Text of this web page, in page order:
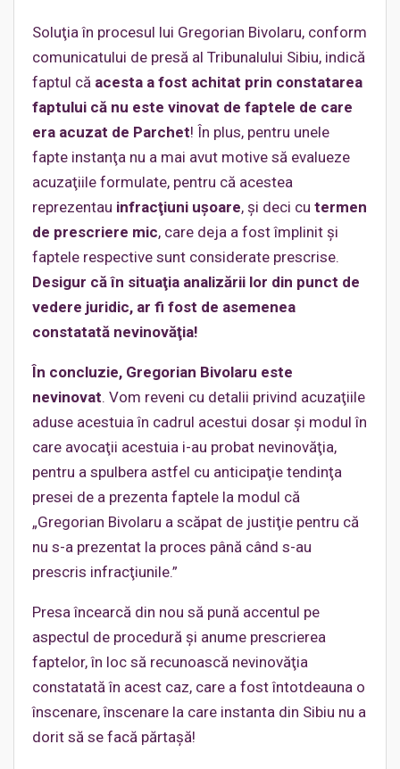
Soluţia în procesul lui Gregorian Bivolaru, conform
comunicatului de presă al Tribunalului Sibiu, indică
faptul că acesta a fost achitat prin constatarea
faptului că nu este vinovat de faptele de care
era acuzat de Parchet! În plus, pentru unele
fapte instanţa nu a mai avut motive să evalueze
acuzaţiile formulate, pentru că acestea
reprezentau infracţiuni uşoare, şi deci cu termen
de prescriere mic, care deja a fost împlinit şi
faptele respective sunt considerate prescrise.
Desigur că în situaţia analizării lor din punct de
vedere juridic, ar fi fost de asemenea
constatată nevinovăţia!
În concluzie, Gregorian Bivolaru este
nevinovat. Vom reveni cu detalii privind acuzaţiile
aduse acestuia în cadrul acestui dosar şi modul în
care avocaţii acestuia i-au probat nevinovăţia,
pentru a spulbera astfel cu anticipaţie tendinţa
presei de a prezenta faptele la modul că
„Gregorian Bivolaru a scăpat de justiţie pentru că
nu s-a prezentat la proces până când s-au
prescris infracţiunile.”
Presa încearcă din nou să pună accentul pe
aspectul de procedură şi anume prescrierea
faptelor, în loc să recunoască nevinovăţia
constatată în acest caz, care a fost întotdeauna o
înscenare, înscenare la care instanta din Sibiu nu a
dorit să se facă părtaşă!